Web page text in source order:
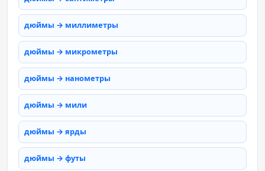
дюймы → миллиметры
дюймы → микрометры
дюймы → нанометры
дюймы → мили
дюймы → ярды
дюймы → футы